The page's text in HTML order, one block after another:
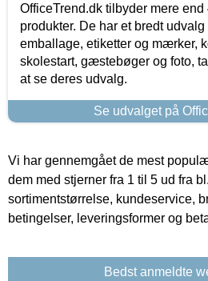
OfficeTrend.dk tilbyder mere
produkter. De har et bredt
emballage, etiketter og mærker,
skolestart, gæstebøger og foto,
at se deres udvalg.
Se udvalget på
Vi har gennemgået de mest
dem med stjerner fra 1 til 5 ud fra
sortimentstørrelse, kundeservice,
betingelser, leveringsformer og
Bedst anmeldte